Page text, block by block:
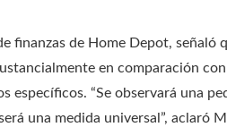
finanzas de Home Depot, señaló
en comparación
específicos. “Se observará una
una medida universal”, aclaró